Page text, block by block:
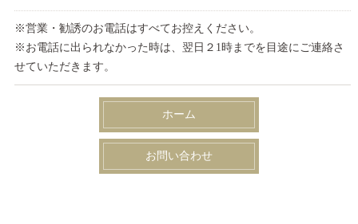
※営業・勧誘のお電話はすべてお控えください。
※お電話に出られなかった時は、翌日２1時までを目途にご連絡さ
せていただきます。
ホーム
お問い合わせ